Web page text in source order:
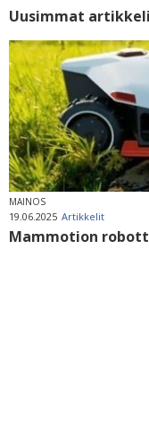
Uusimmat
MAINOS
19.06.2025 Artikkelit
Mammotion